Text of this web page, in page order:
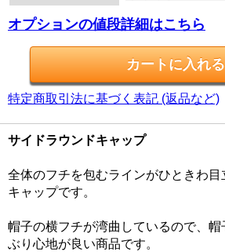
オプションの値段詳細はこちら
特定商取引法に基づく表記 (返品など)
サイドラウンドキャップ
全体のフチを包むラインがひときわ目
キャップです。
帽子の横フチが湾曲しているので、
ぶり心地が良い商品です。